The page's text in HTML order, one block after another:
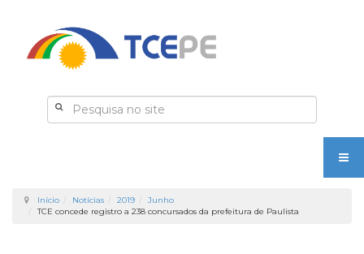
Início Notícias 2019
Junho
TCE concede registro a 238 concursados da prefeitura de Paulista